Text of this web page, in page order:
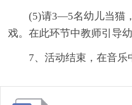
(5)请3—5名幼儿当猫
戏。在此环节中教师引导
7、活动结束，在音乐